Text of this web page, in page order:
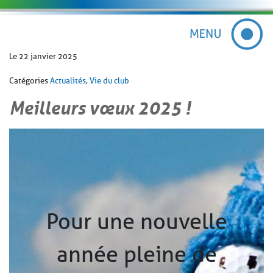
Le 22 janvier 2025
Catégories Actualités, Vie du club
Meilleurs vœux 2025 !
Pour une nouvelle
année pleine de